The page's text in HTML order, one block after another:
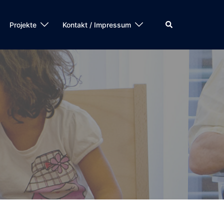
Projekte Kontakt / Impressum Suche